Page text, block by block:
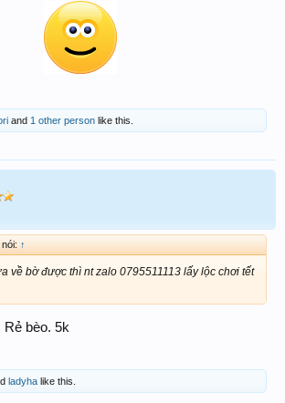
and 1 other person like this.
↑
về bờ được thì nt zalo 0795511113 lấy lộc chơi tết
Rẻ bèo. 5k
ladyha like this.